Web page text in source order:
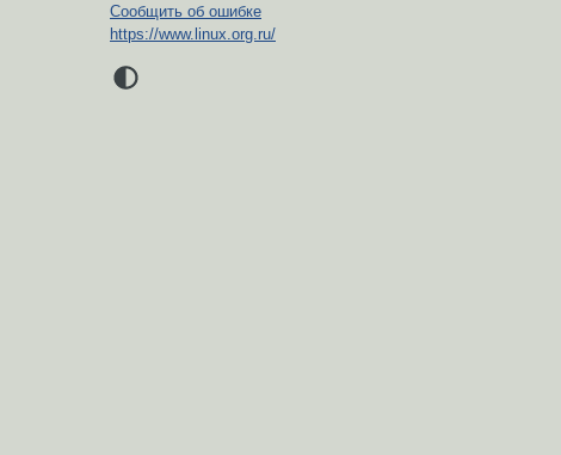
Сообщить об ошибке
https://www.linux.org.ru/